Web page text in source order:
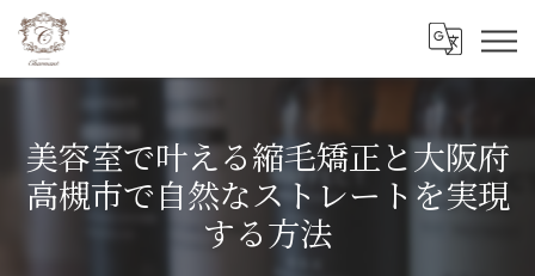
美容室で叶える縮毛矯正と大阪府
高槻市で自然なストレートを実現
する方法